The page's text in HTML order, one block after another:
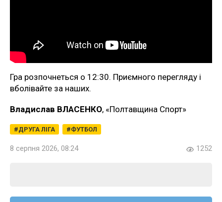
Гра розпочнеться о 12:30. Приємного перегляду і
вболівайте за наших.
Владислав ВЛАСЕНКО, «Полтавщина Спорт»
ДРУГА ЛІГА ФУТБОЛ
8 серпня 2026, 08:24 1252